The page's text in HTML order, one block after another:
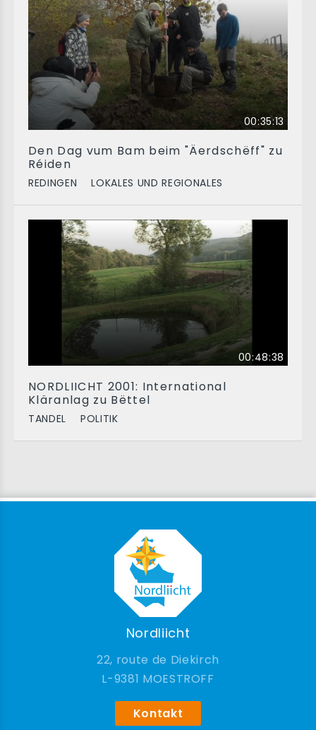
00:35:13
Den Dag vum Bam beim "Äerdschëff" zu
Réiden
REDINGEN LOKALES UND REGIONALES
00:48:38
NORDLIICHT 2001: International
Kläranlag zu Bëttel
TANDEL POLITIK
Nordliicht
22, route de Diekirch
9381 MOESTROFF
Kontakt